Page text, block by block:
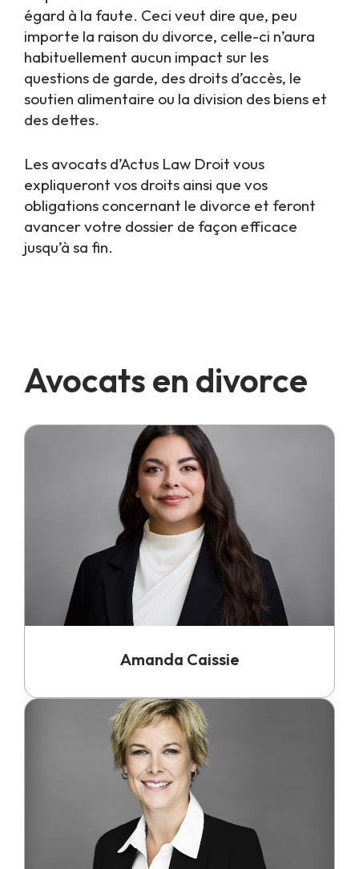
égard à la faute. Ceci veut dire que, peu
importe la raison du divorce, celle-ci n’aura
habituellement aucun impact sur les
questions de garde, des droits d’accès, le
soutien alimentaire ou la division des biens et
des dettes.
Les avocats d’Actus Law Droit vous
expliqueront vos droits ainsi que vos
obligations concernant le divorce et feront
avancer votre dossier de façon efficace
jusqu’à sa fin.
Avocats en divorce
Amanda Caissie